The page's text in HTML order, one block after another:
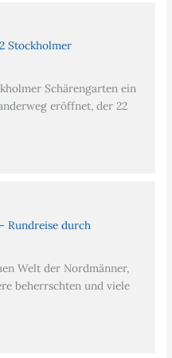
Stockholmer
Schärengarten ein
eröffnet, der 22
Rundreise durch
Welt der Nordmänner,
beherrschten und viele